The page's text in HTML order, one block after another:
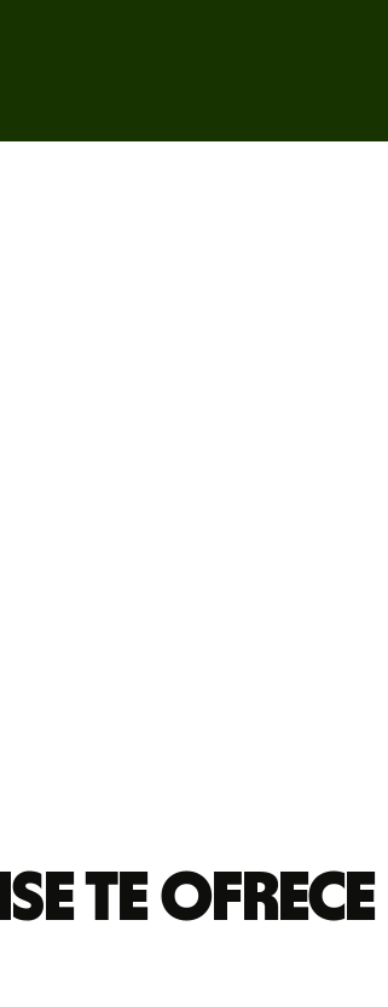
te ofrece